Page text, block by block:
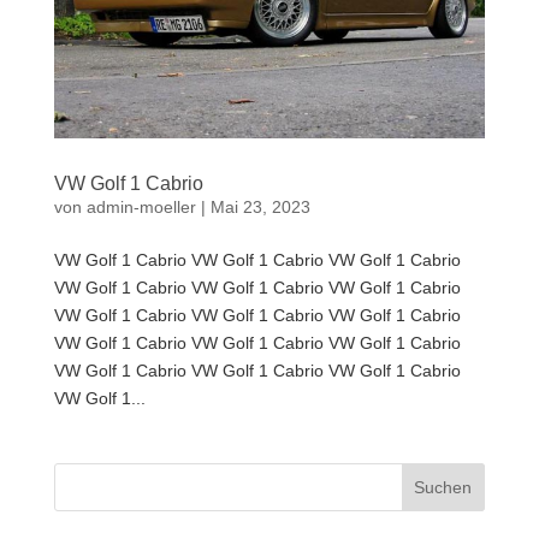
VW Golf 1 Cabrio
von admin-moeller| Mai 23, 2023
VW Golf 1 Cabrio VW Golf 1 Cabrio VW Golf 1 Cabrio
VW Golf 1 Cabrio VW Golf 1 Cabrio VW Golf 1 Cabrio
VW Golf 1 Cabrio VW Golf 1 Cabrio VW Golf 1 Cabrio
VW Golf 1 Cabrio VW Golf 1 Cabrio VW Golf 1 Cabrio
VW Golf 1 Cabrio VW Golf 1 Cabrio VW Golf 1 Cabrio
VW Golf 1...
Suchen